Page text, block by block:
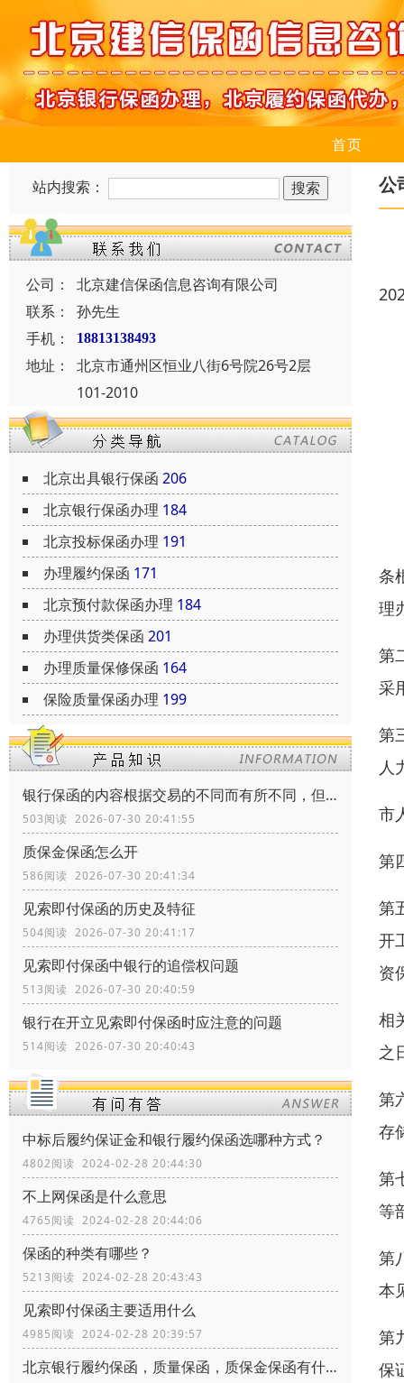
首页
站内搜索：
公司：
北京建信保函信息咨询有限公司
联系：
孙先生
手机：
18813138493
地址：
北京市通州区恒业八街6号院26号2层
101-2010
北京出具银行保函 206
北京银行保函办理 184
北京投标保函办理 191
办理履约保函 171
北京预付款保函办理 184
办理供货类保函 201
办理质量保修保函 164
保险质量保函办理 199
银行保函的内容根据交易的不同而有所不同，但通常包括以下内容
503阅读 2026-07-30 20:41:55
质保金保函怎么开
586阅读 2026-07-30 20:41:34
见索即付保函的历史及特征
504阅读 2026-07-30 20:41:17
见索即付保函中银行的追偿权问题
513阅读 2026-07-30 20:40:59
银行在开立见索即付保函时应注意的问题
514阅读 2026-07-30 20:40:43
中标后履约保证金和银行履约保函选哪种方式？
4802阅读 2024-02-28 20:44:30
不上网保函是什么意思
4765阅读 2024-02-28 20:44:06
保函的种类有哪些？
5213阅读 2024-02-28 20:43:43
见索即付保函主要适用什么
4985阅读 2024-02-28 20:39:57
北京银行履约保函，质量保函，质保金保函有什么区别？
公
条
理
第
采
第
人
市
第
第
开
资
相
之
第
存
第
等
第
本
第
保